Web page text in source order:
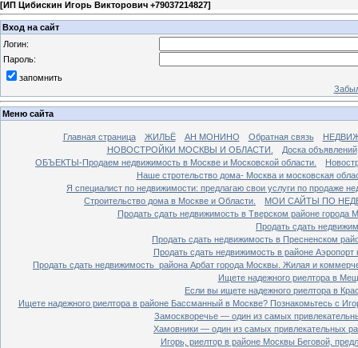
[ИП Цибискин Игорь Викторович +79037214827]
Вход на сайт
Логин:
Пароль:
запомнить
Меню сайта
Главная страница ЖИЛЬЁ АН МОНИНО Обратная связь
НОВОСТРОЙКИ МОСКВЫ И ОБЛАСТИ.
Доска объявлений
ОБЪЕКТЫ-Продаем недвижимость в Москве и Московской области.
Наше стротельство дома- Москва и московская
Я специалист по недвижимости: предлагаю свои услуги по продаже
Строительство дома в Москве и Области.
МОИ САЙТЫ ПО
Продать сдать недвижимость в Тверском районе города
Продать сдать
Продать сдать недвижимость в Пресненском
Продать сдать недвижимость в районе
Продать сдать недвижимость района Арбат города Москвы. Жилая и
Ищете надежного риелтора в
Если вы ищете надежного риелтора в
Ищете надежного риелтора в районе Бассманный в Москве? Познакомьтесь с
Замоскворечье — один из самых
Хамовники — один из самых привлекательных
Игорь, риелтор в районе Москвы Беговой,